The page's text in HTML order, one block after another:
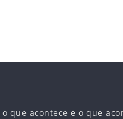
que acontece e o que